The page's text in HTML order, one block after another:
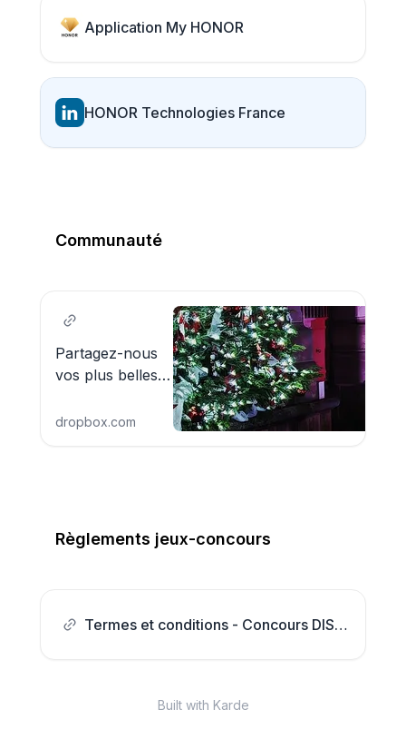
HONOR Technologies France
Communauté
Partagez-nous
vos plus belles
dropbox.com
Règlements jeux-concours
Termes et conditions - Concours DISCORD - HONOR France
Application My HONOR
Built with Karde